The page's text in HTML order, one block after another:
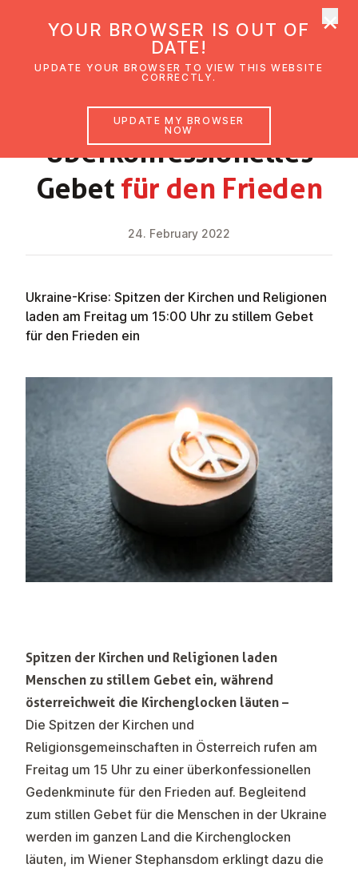
Überkon­fes­sion­elles
Gebet für den Frieden
NEWS
24. February 2022
Ukraine-Krise: Spitzen der Kirchen und Religionen
laden am Freitag um 15:00 Uhr zu stillem Gebet
für den Frieden ein
Spitzen der Kirchen und Religionen laden
Menschen zu stillem Gebet ein, während
österreichweit die Kirchenglocken läuten –
Die Spitzen der Kirchen und
Religionsgemeinschaften in Österreich rufen am
Freitag um 15 Uhr zu einer überkonfessionellen
Gedenkminute für den Frieden auf. Begleitend
zum stillen Gebet für die Menschen in der Ukraine
werden im ganzen Land die Kirchenglocken
läuten, im Wiener Stephansdom erklingt dazu die
YOUR BROWSER IS OUT OF
DATE!
UPDATE YOUR BROWSER TO VIEW THIS WEBSITE
CORRECTLY.
UPDATE MY BROWSER
NOW
×